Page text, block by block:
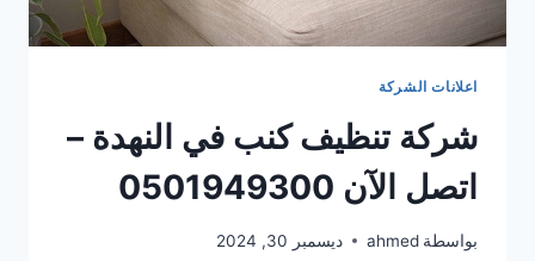
اعلانات الشركة
شركة تنظيف كنب في النهدة –
اتصل الآن 0501949300
بواسطة ahmed ديسمبر 30, 2024